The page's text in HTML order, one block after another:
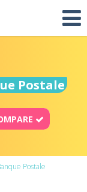
Postale
Postale